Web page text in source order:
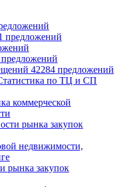
предложений
42284 предложений
по ТЦ и СП
коммерческой
рынка закупок
недвижимости,
рынка закупок